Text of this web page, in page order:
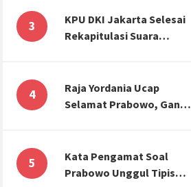
3
KPU DKI Jakarta Selesai
Rekapitulasi Suara
Ganjar
4
Raja Yordania Ucap
Selamat Prabowo, Ganjar
3 NEWS]
5
Kata Pengamat Soal
Prabowo Unggul Tipis